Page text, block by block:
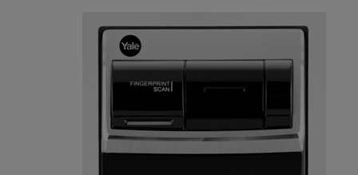
المسافة من حافة الباب إلى وسط فتحة القفل: 60 ملم
سماكة الباب: 57-40 ملم
جهاز التحكم عن بعد (اختياري)
IP55
اتجاه الفتح: يمين ويسار